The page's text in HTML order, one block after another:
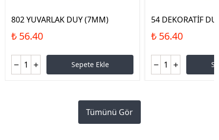
802 YUVARLAK DUY (7MM)
₺ 56.40
Sepete Ekle
54 DEKORATİF
₺ 56.40
Tümünü Gör